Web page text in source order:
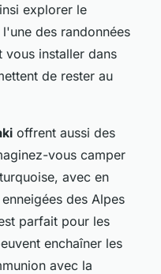
explorer le
l'une des randonnées
vous installer dans
de rester au
offrent aussi des
vous camper
avec en
des Alpes
parfait pour les
enchaîner les
avec la